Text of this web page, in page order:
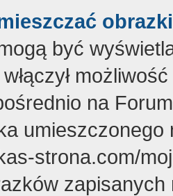
być
na
strona.com/